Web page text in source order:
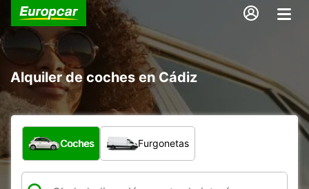
Alquiler de coches en Cádiz
¿Qué tipo de vehículo?
Coches Furgonetas